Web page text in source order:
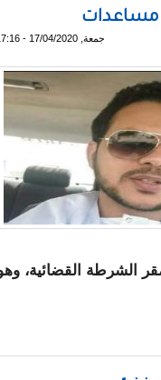
مساعدات
جمعة, 17/04/2020 - 17:16
الشرطة القضائية،
مساعدات